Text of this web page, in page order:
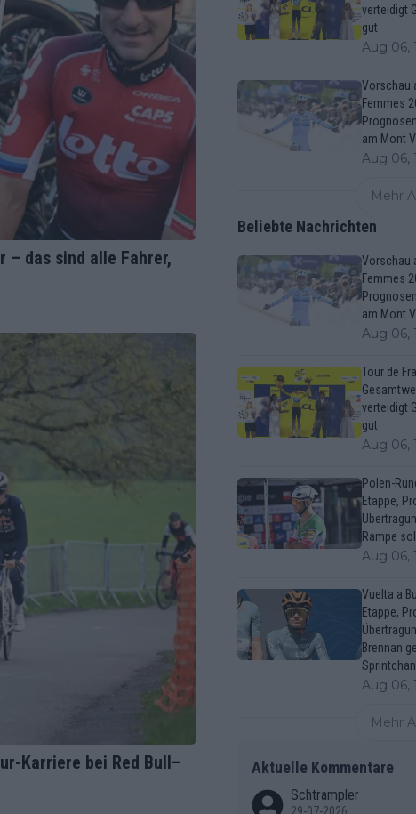
– das sind alle Fahrer,
Karriere bei Red Bull–
verteidigt
gut
Aug 06,
Vorschau
Femmes
am Mont
Aug 06,
Mehr
Beliebte Nachrichten
Vorschau
Femmes
am Mont
Aug 06,
Tour de
verteidigt
gut
Aug 06,
Polen-
Etappe,
Rampe
Aug 06,
Vuelta a
Etappe,
Brennan
Aug 06,
Mehr
Aktuelle Kommentare
Schtrampler